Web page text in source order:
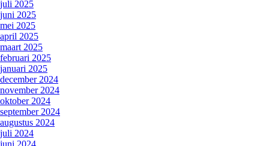
juli 2025
juni 2025
mei 2025
april 2025
maart 2025
februari 2025
januari 2025
december 2024
november 2024
oktober 2024
september 2024
augustus 2024
juli 2024
juni 2024